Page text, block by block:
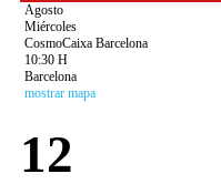
Agosto
Miércoles
CosmoCaixa Barcelona
10:30 H
Barcelona
mostrar mapa
12